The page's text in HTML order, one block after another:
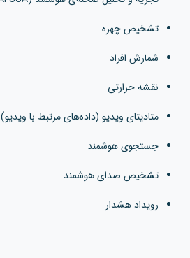
تشخیص چهره
شمارش افراد
نقشه حرارتی
متادیتای ویدیو (داده‌های مرتبط با ویدیو)
جستجوی هوشمند
تشخیص صدای هوشمند
رویداد هشدار